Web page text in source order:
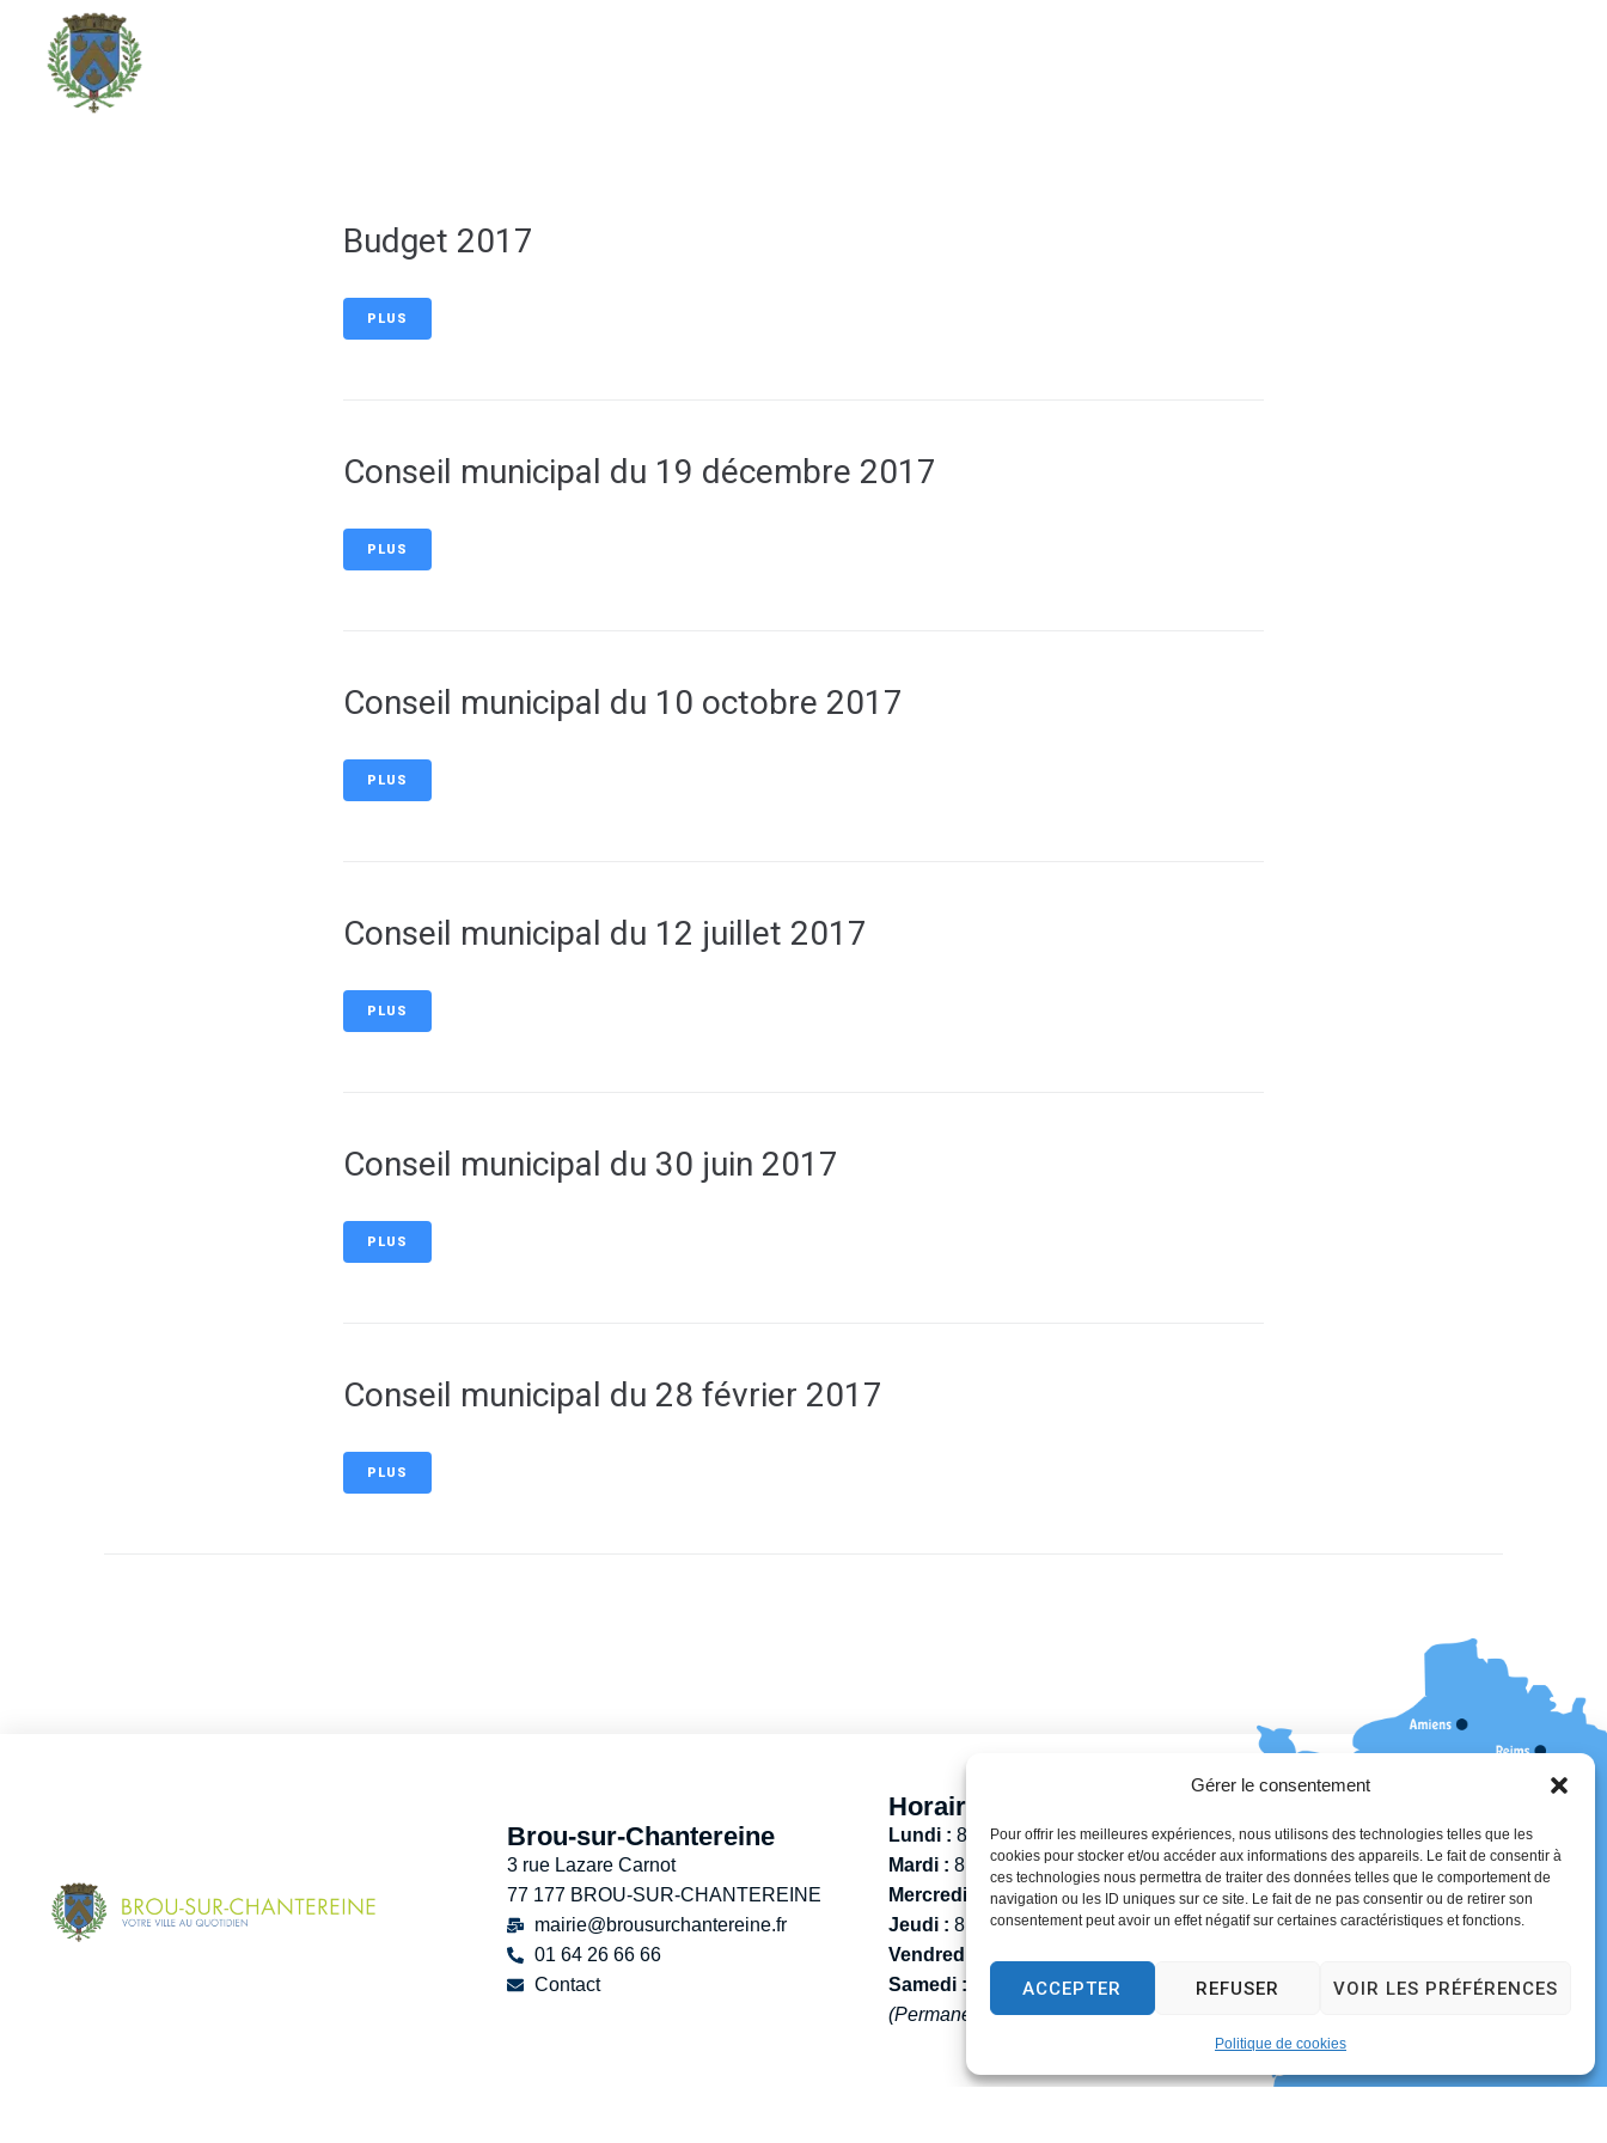
Gérer le consentement
Pour offrir les meilleures expériences, nous utilisons des technologies telles que les
cookies pour stocker et/ou accéder aux informations des appareils. Le fait de consentir à
ces technologies nous permettra de traiter des données telles que le comportement de
navigation ou les ID uniques sur ce site. Le fait de ne pas consentir ou de retirer son
consentement peut avoir un effet négatif sur certaines caractéristiques et fonctions.
ACCEPTER REFUSER VOIR LES PRÉFÉRENCES
Politique de cookies
principal
Budget 2017
PLUS
Conseil municipal du 19 décembre 2017
PLUS
Conseil municipal du 10 octobre 2017
PLUS
Conseil municipal du 12 juillet 2017
PLUS
Conseil municipal du 30 juin 2017
PLUS
Conseil municipal du 28 février 2017
PLUS
Brou-sur-Chantereine
3 rue Lazare Carnot
77 177 BROU-SUR-CHANTEREINE
mairie@brousurchantereine.fr
01 64 26 66 66
Contact
Horaires d’ouverture au public
Lundi : 8h30 – 12h
Mardi : 8h30 – 12h / 13h30 – 17h30
Mercredi :
8h30 -12h30
Jeudi : 8h30 – 12h / 13h30 – 18h30
Vendredi :
Samedi : 9h00 – 12h
(Permanence État-Civil uniquement)